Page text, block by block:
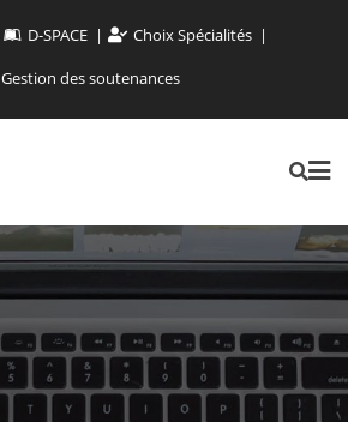
D-SPACE
Choix Spécialités
Gestion des soutenances